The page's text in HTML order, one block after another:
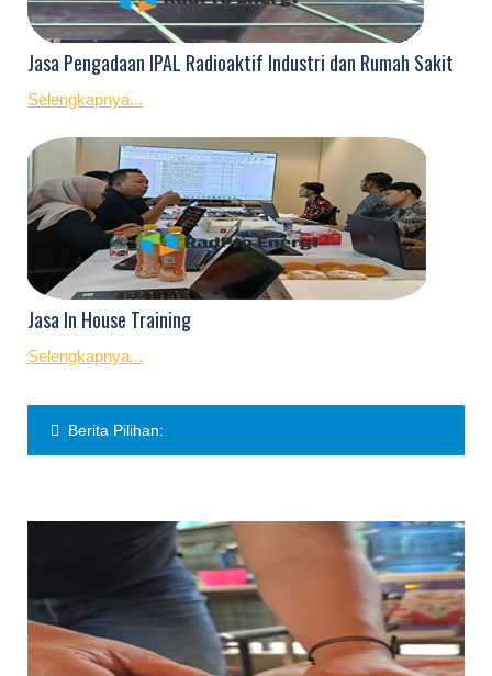
Jasa Pengadaan IPAL Radioaktif Industri dan Rumah Sakit
Selengkapnya...
Jasa In House Training
Selengkapnya...
Berita Pilihan: